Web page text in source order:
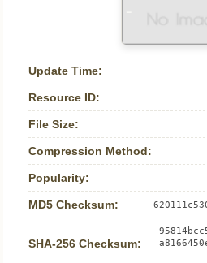
Update Time:
Resource ID:
File Size:
Compression Method:
Popularity:
MD5 Checksum:
SHA-256 Checksum: